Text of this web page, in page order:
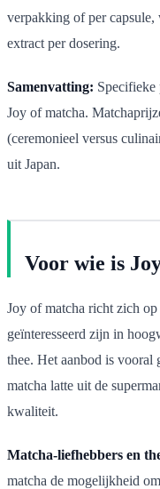
verpakking of per capsule,
extract per dosering.
Samenvatting:
Joy of matcha.
(ceremonieel versus
uit Japan.
Voor wie is
Joy of matcha richt zich
geïnteresseerd zijn in
thee. Het aanbod is
matcha latte uit de
kwaliteit.
Matcha-liefhebbers en
matcha de mogelijkheid